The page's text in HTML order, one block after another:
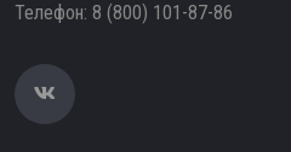
Телефон: 8 (800) 101-87-86